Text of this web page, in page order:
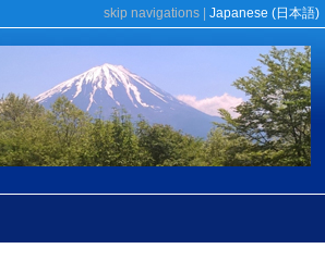
skip navigations Japanese (日本語)